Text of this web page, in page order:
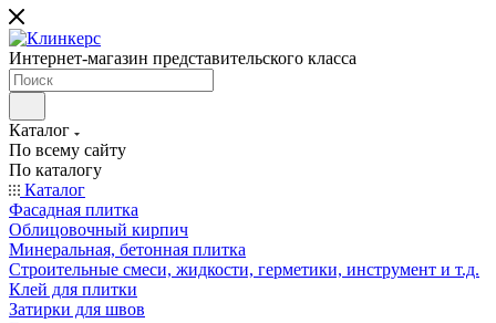
Интернет-магазин представительского класса
Каталог
По всему сайту
По каталогу
Каталог
Фасадная плитка
Облицовочный кирпич
Минеральная, бетонная плитка
Строительные смеси, жидкости, герметики, инструмент и т.д.
Клей для плитки
Затирки для швов